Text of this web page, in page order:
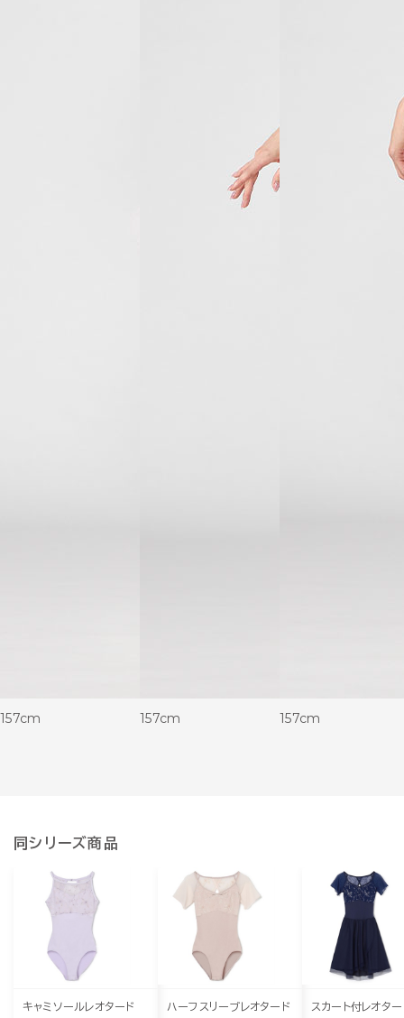
157cm 157cm 157cm
同シリーズ商品
キャミソールレオタード ハーフスリーブレオタード スカート付レオター